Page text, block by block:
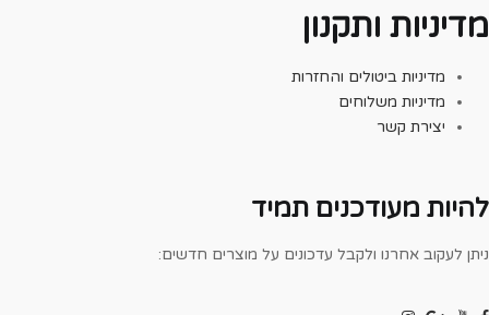
ותקנון
מדיניות ביטולים והחזרות
מדיניות משלוחים
יצירת קשר
מעודכנים תמיד
לעקוב אחרנו ולקבל עדכונים על מוצרים חדשים: